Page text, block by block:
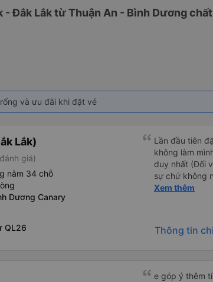
Đắk Lắk từ Thuận An - Bình Dương
và ưu đãi khi đặt vé
Lắk)
giá)
nằm 34 chỗ
Dương Canary
QL26
Lần đầu tiên
không làm
duy nhất (Đối
sự chứ không
rồi. Chú tài xế
Xem thêm
Thông tin
e góp ý thêm